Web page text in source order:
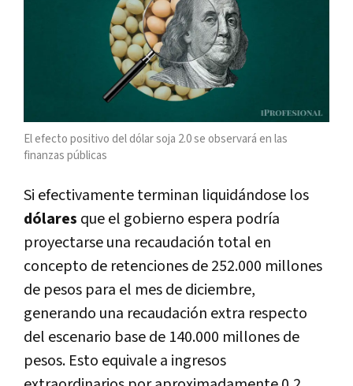
El efecto positivo del dólar soja 2.0 se observará en las
finanzas públicas
Si efectivamente terminan liquidándose los
dólares que el gobierno espera podría
proyectarse una recaudación total en
concepto de retenciones de 252.000 millones
de pesos para el mes de diciembre,
generando una recaudación extra respecto
del escenario base de 140.000 millones de
pesos. Esto equivale a ingresos